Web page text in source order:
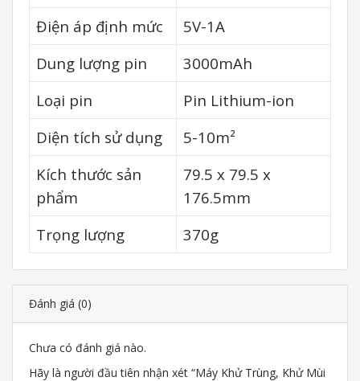
Điện áp định mức
5V-1A
Dung lượng pin
3000mAh
Loại pin
Pin Lithium-ion
Diện tích sử dụng
5-10m²
Kích thước sản
phẩm
79.5 x 79.5 x
176.5mm
Trọng lượng
370g
Đánh giá (0)
Chưa có đánh giá nào.
Hãy là người đầu tiên nhận xét “Máy Khử Trùng, Khử Mùi